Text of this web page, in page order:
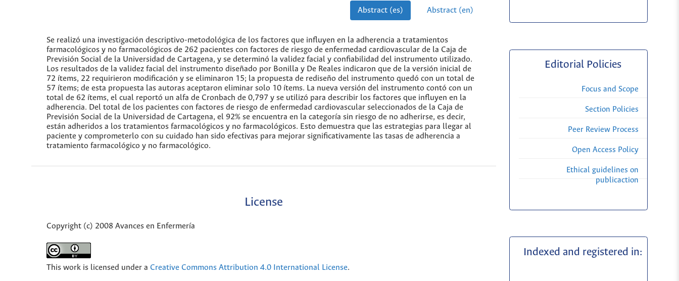
Abstract (es) Abstract (en)
Se realizó una investigación descriptivo-metodológica de los factores que influyen en la adherencia a tratamientos
farmacológicos y no farmacológicos de 262 pacientes con factores de riesgo de enfermedad cardiovascular de la Caja de
Previsión Social de la Universidad de Cartagena, y se determinó la validez facial y confiabilidad del instrumento utilizado.
Los resultados de la validez facial del instrumento diseñado por Bonilla y De Reales indicaron que de la versión inicial de
72 ítems, 22 requirieron modificación y se eliminaron 15; la propuesta de rediseño del instrumento quedó con un total de
57 ítems; de esta propuesta las autoras aceptaron eliminar solo 10 ítems. La nueva versión del instrumento contó con un
total de 62 ítems, el cual reportó un alfa de Cronbach de 0,797 y se utilizó para describir los factores que influyen en la
adherencia. Del total de los pacientes con factores de riesgo de enfermedad cardiovascular seleccionados de la Caja de
Previsión Social de la Universidad de Cartagena, el 92% se encuentra en la categoría sin riesgo de no adherirse, es decir,
están adheridos a los tratamientos farmacológicos y no farmacológicos. Esto demuestra que las estrategias para llegar al
paciente y comprometerlo con su cuidado han sido efectivas para mejorar significativamente las tasas de adherencia a
tratamiento farmacológico y no farmacológico.
License
Copyright (c) 2008 Avances en Enfermería
This work is licensed under a Creative Commons Attribution 4.0 International License.
Editorial Policies
Focus and Scope
Section Policies
Peer Review Process
Open Access Policy
Ethical guidelines on
publicaction
Indexed and registered in: